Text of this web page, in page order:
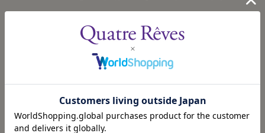
ル・サンク
Vol.251『ボー・ブ
梅田芸術劇場メイ
ンホール公演プロ
東京宝塚劇場公演